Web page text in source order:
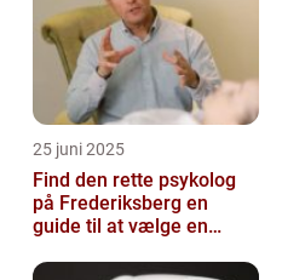
25 juni 2025
Find den rette psykolog
på Frederiksberg en
guide til at vælge en